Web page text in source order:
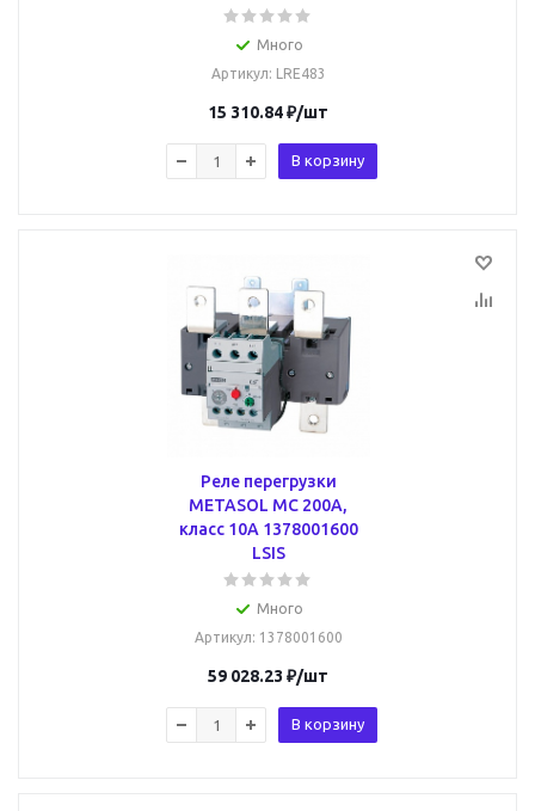
Много
Артикул: LRE483
15 310.84₽/шт
В корзину
Реле перегрузки
METASOL MC 200А,
класс 10A 1378001600
LSIS
Много
Артикул: 1378001600
59 028.23 ₽/шт
В корзину